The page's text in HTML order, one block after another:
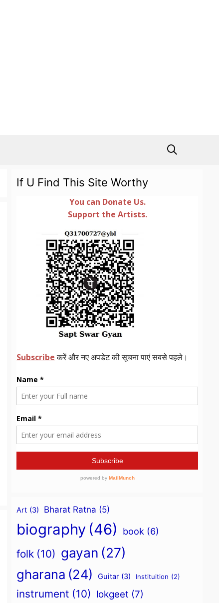
If U Find This Site Worthy
Art (3) Bharat Ratna (5)
biography (46) book (6)
folk (10) gayan (27)
gharana (24) Guitar (3) Instituition (2)
instrument (10) lokgeet (7)